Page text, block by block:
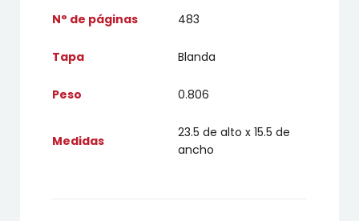
N° de páginas 483
Tapa Blanda
Peso 0.806
Medidas
23.5 de alto x 15.5 de
ancho